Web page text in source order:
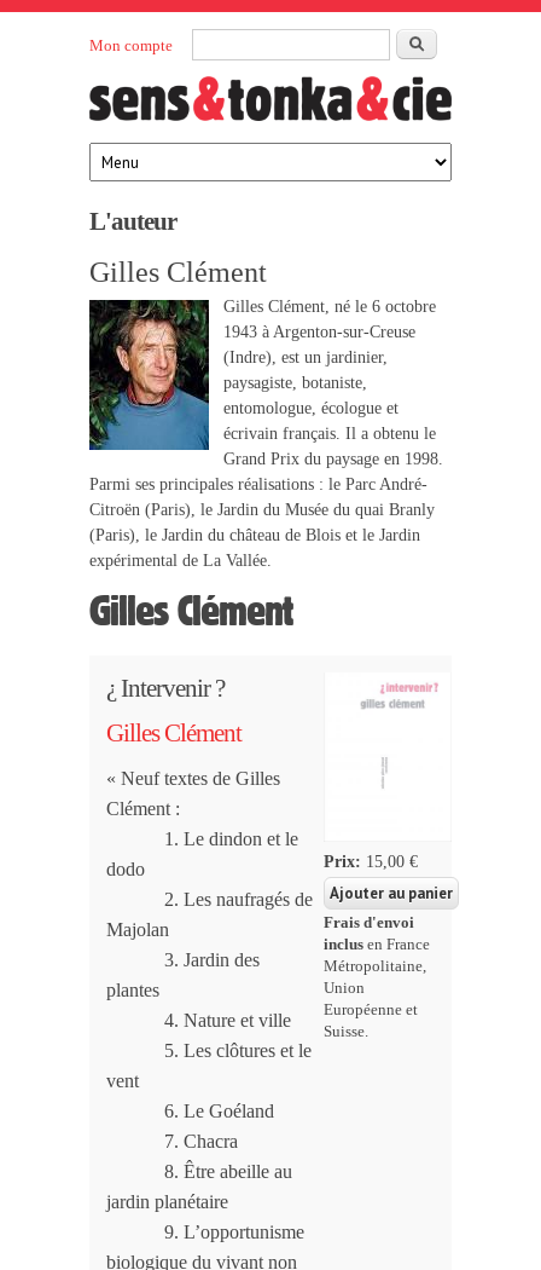
Rechercher
Mon compte
Sens et
Tonka
éditeurs
maison
d’édition
française
L'auteur
Gilles Clément
Gilles Clément, né le 6 octobre
1943 à Argenton-sur-Creuse
(Indre), est un jardinier,
paysagiste, botaniste,
entomologue, écologue et
écrivain français. Il a obtenu le
Grand Prix du paysage en 1998.
Parmi ses principales réalisations : le Parc André-
Citroën (Paris), le Jardin du Musée du quai Branly
(Paris), le Jardin du château de Blois et le Jardin
expérimental de La Vallée.
Gilles Clément
¿ Intervenir ?
Gilles Clément
« Neuf textes de Gilles
Clément :
1. Le dindon et le
dodo
2. Les naufragés de
Majolan
3. Jardin des
plantes
4. Nature et ville
5. Les clôtures et le
vent
6. Le Goéland
7. Chacra
8. Être abeille au
jardin planétaire
9. L’opportunisme
biologique du vivant non
Prix: 15,00 €
Frais d'envoi
inclus en France
Métropolitaine,
Union
Européenne et
Suisse.